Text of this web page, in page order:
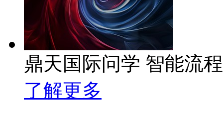
鼎天国际问学 智能流
了解更多